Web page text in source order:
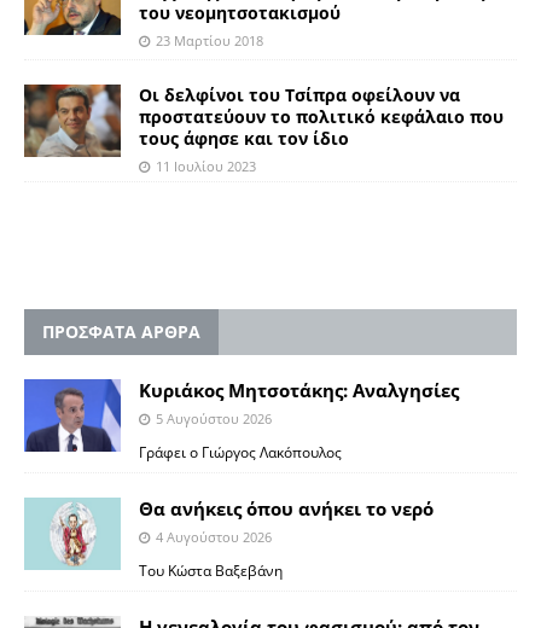
του νεομητσοτακισμού
23 Μαρτίου 2018
Οι δελφίνοι του Τσίπρα οφείλουν να
προστατεύουν το πολιτικό κεφάλαιο που
τους άφησε και τον ίδιο
11 Ιουλίου 2023
ΠΡΟΣΦΑΤΑ ΑΡΘΡΑ
Κυριάκος Μητσοτάκης: Αναλγησίες
5 Αυγούστου 2026
Γράφει ο Γιώργος Λακόπουλος
Θα ανήκεις όπου ανήκει το νερό
4 Αυγούστου 2026
Του Κώστα Βαξεβάνη